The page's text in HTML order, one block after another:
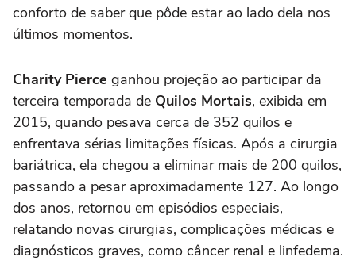
conforto de saber que pôde estar ao lado dela nos
últimos momentos.
Charity Pierce ganhou projeção ao participar da
terceira temporada de Quilos Mortais, exibida em
2015, quando pesava cerca de 352 quilos e
enfrentava sérias limitações físicas. Após a cirurgia
bariátrica, ela chegou a eliminar mais de 200 quilos,
passando a pesar aproximadamente 127. Ao longo
dos anos, retornou em episódios especiais,
relatando novas cirurgias, complicações médicas e
diagnósticos graves, como câncer renal e linfedema.